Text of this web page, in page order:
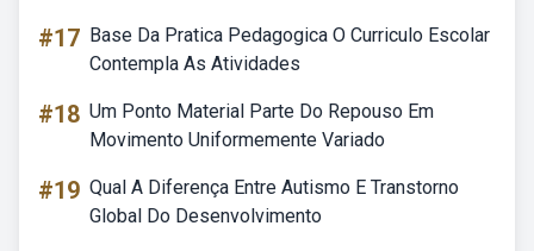
#17 Base Da Pratica Pedagogica O Curriculo Escolar
Contempla As Atividades
#18 Um Ponto Material Parte Do Repouso Em
Movimento Uniformemente Variado
#19 Qual A Diferença Entre Autismo E Transtorno
Global Do Desenvolvimento